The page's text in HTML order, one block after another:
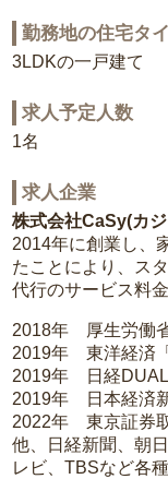
勤務地の住宅タ
3LDKの一戸建て
求人予定人数
1名
求人企業
株式会社CaSy(カ
2014年に創業し、
たことにより、ス
代行のサービス料
2018年 厚生労働
2019年 東洋経済
2019年 日経DUAL
2019年 日本経済
2022年 東京証券
他、日経新聞、朝
レビ、TBSなど各